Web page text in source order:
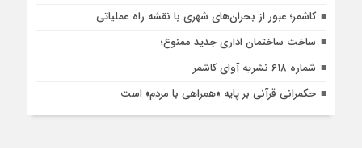
کاشمر؛ عبور از بحران‌های شهری با نقشه راه عملیاتی
ساخت ساختمان اداری جدید ممنوع؛
شماره 618 نشریه آوای کاشمر
حکمرانی قرآنی بر پایه «همراهی با مردم» است